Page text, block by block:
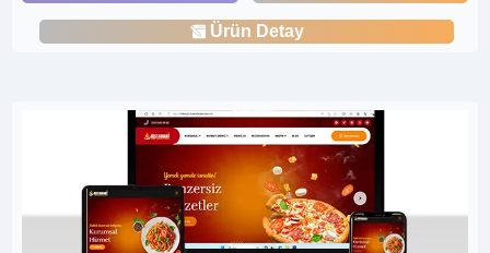
Ürün Detay